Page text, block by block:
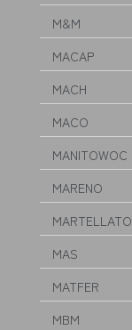
M&M
MACAP
MACH
MACO
MANITOWOC
MARENO
MARTELLATO
MAS
MATFER
MBM